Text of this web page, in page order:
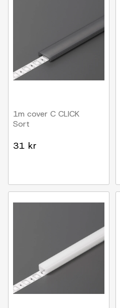
1m cover C CLICK
Sort
31 kr